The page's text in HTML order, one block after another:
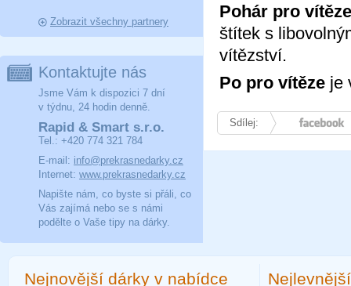
Pohár pro vítěze
štítek s
vítězství.
Po pro vítěze je
Sdílej: Facebook
Zobrazit všechny partnery
Kontaktujte nás
Jsme Vám k dispozici 7 dní
v týdnu, 24 hodin denně.
Rapid & Smart s.r.o.
Tel.: +420 774 321 784
E-mail: info@prekrasnedarky.cz
Internet: www.prekrasnedarky.cz
Napište nám, co byste si přáli, co
Vás zajímá nebo se s námi
podělte o Vaše tipy na dárky.
Nejnovější dárky v nabídce